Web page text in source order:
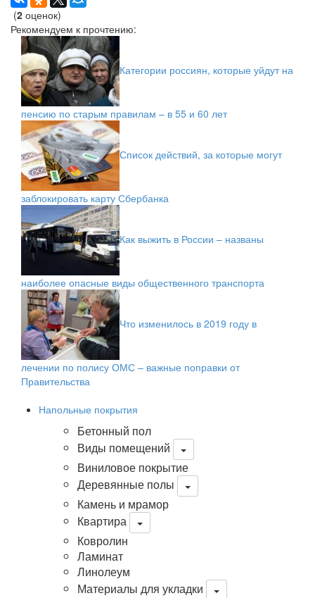
(2 оценок)
Рекомендуем к прочтению:
Категории россиян, которые уйдут на
пенсию по старым правилам – в 55 и 60 лет
Список действий, за которые могут
заблокировать карту Сбербанка
Как выжить в России – названы
наиболее опасные виды общественного транспорта
Что изменилось в 2019 году в
лечении по полису ОМС – важные поправки от
Правительства
Напольные покрытия
Бетонный пол
Виды помещений
Виниловое покрытие
Деревянные полы
Камень и мрамор
Квартира
Ковролин
Ламинат
Линолеум
Материалы для укладки